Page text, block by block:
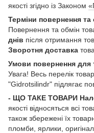
якості згідно із Законом
Терміни повернення та
Повернення та обмін
днів після отримання
Зворотня доставка
Умови повернення для
Увага! Весь перелік
"Gidrotsilindr" підлягає
- ЩО ТАКЕ ТОВАРИ
якості відносяться всі
також збережені їх
пломби, ярлики,